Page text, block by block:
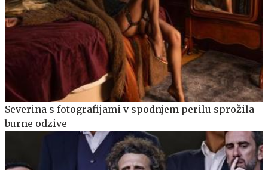
Severina s fotografijami v spodnjem perilu sprožila
burne odzive